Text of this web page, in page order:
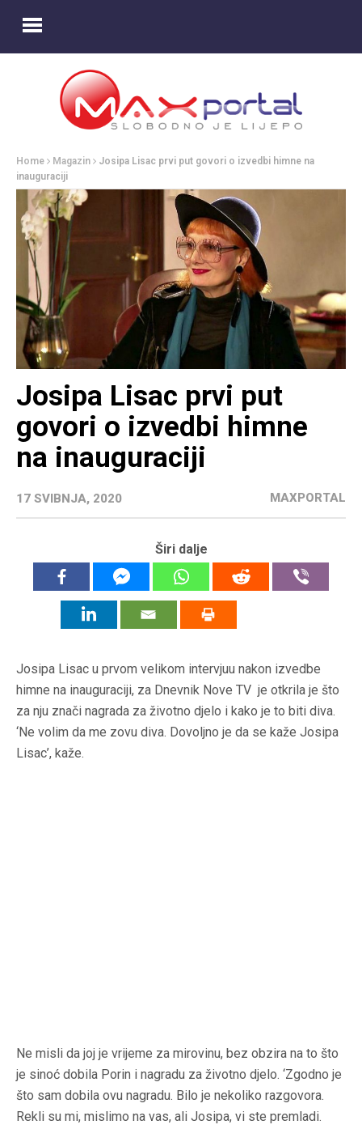
Home Magazin
Josipa Lisac prvi put govori o izvedbi himne na
inauguraciji
Josipa Lisac prvi put
govori o izvedbi himne
na inauguraciji
17 SVIBNJA, 2020 MAXPORTAL
Širi dalje
Josipa Lisac u prvom velikom intervjuu nakon izvedbe
himne na inauguraciji, za Dnevnik Nove TV je otkrila je što
za nju znači nagrada za životno djelo i kako je to biti diva.
‘Ne volim da me zovu diva. Dovoljno je da se kaže Josipa
Lisac’, kaže.
Ne misli da joj je vrijeme za mirovinu, bez obzira na to što
je sinoć dobila Porin i nagradu za životno djelo. ‘Zgodno je
što sam dobila ovu nagradu. Bilo je nekoliko razgovora.
Rekli su mi, mislimo na vas, ali Josipa, vi ste premladi.